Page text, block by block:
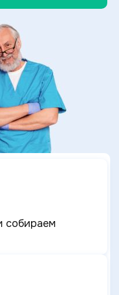
собираем